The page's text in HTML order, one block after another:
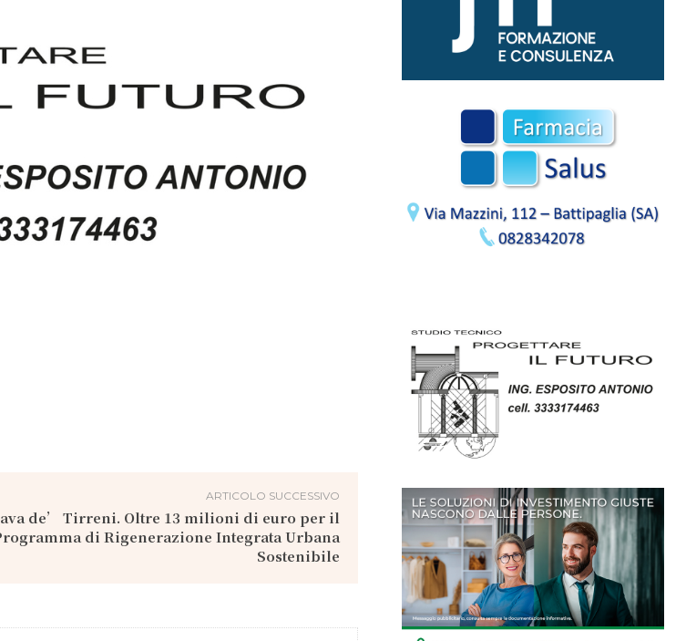
ARTICOLO SUCCESSIVO
de’ Tirreni. Oltre 13 milioni di euro per il
di Rigenerazione Integrata Urbana
Sostenibile